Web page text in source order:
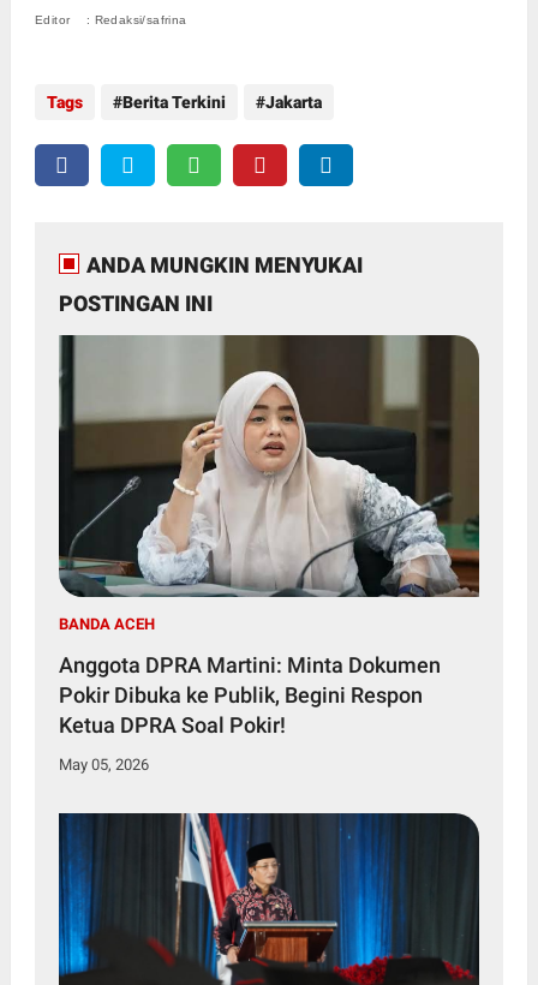
Editor : Redaksi/safrina
Tags Berita Terkini Jakarta
ANDA MUNGKIN MENYUKAI
POSTINGAN INI
BANDA ACEH
Anggota DPRA Martini: Minta Dokumen
Pokir Dibuka ke Publik, Begini Respon
Ketua DPRA Soal Pokir!
May 05, 2026